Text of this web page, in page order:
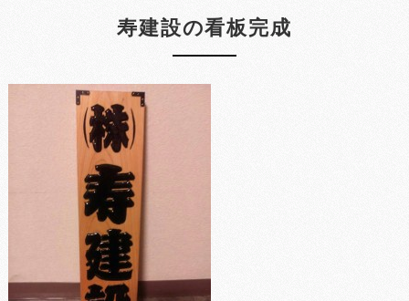
寿建設の看板完成